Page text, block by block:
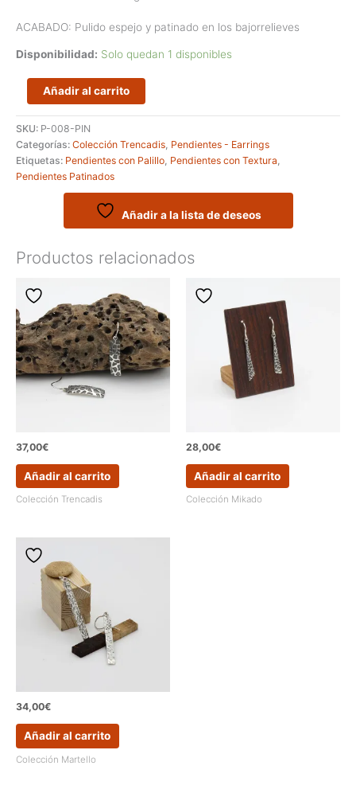
ACABADO: Pulido espejo y patinado en los bajorrelieves
Disponibilidad: Solo quedan 1 disponibles
Pendientes
artesanos
en
plata
-
Modelo
SERURO
Añadir al carrito
SKU: P-008-PIN
Categorías: Colección Trencadis, Pendientes - Earrings
Etiquetas: Pendientes con Palillo, Pendientes con Textura,
Pendientes Patinados
Añadir a la lista de deseos
Productos relacionados
37,00€
Añadir al carrito
Colección Trencadis
28,00€
Añadir al carrito
Colección Mikado
34,00€
Añadir al carrito
Colección Martello